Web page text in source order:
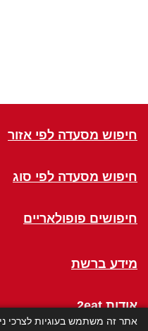
חיפוש מסעדה לפי אזור
חיפוש מסעדה לפי סוג
חיפושים פופולאריים
מידע ברשת
אודות 2eat
אתר זה משתמש בעוגיות לצרכי